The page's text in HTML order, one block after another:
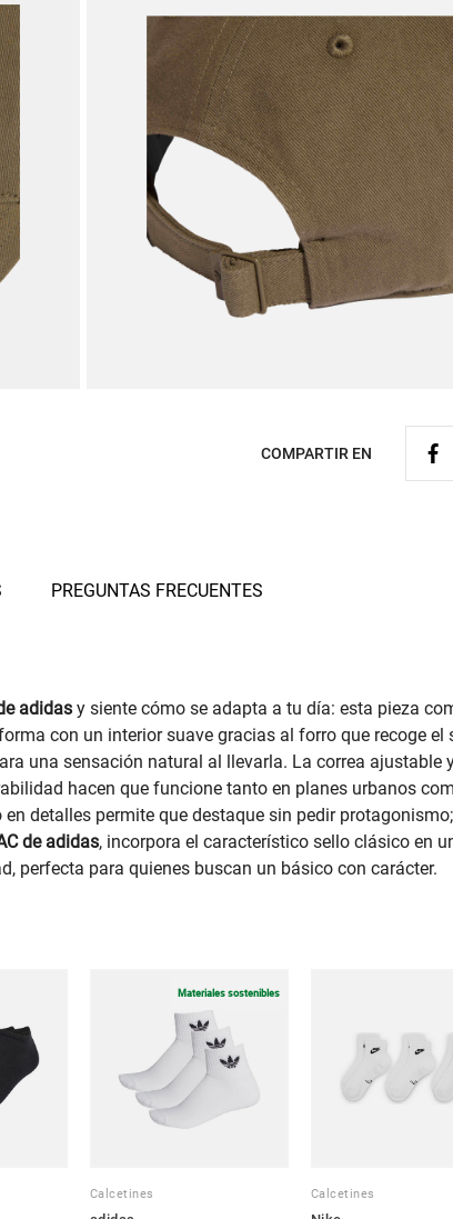
COMPARTIR EN
PREGUNTAS FRECUENTES
adidasy siente cómo se adapta a tu día: esta pieza
con un interior suave gracias al forro que recoge el
una sensación natural al llevarla. La correa ajustable
hacen que funcione tanto en planes urbanos
detalles permite que destaque sin pedir protagonismo;
de adidas, incorpora el característico sello clásico en
perfecta para quienes buscan un básico con carácter.
Materiales sostenibles
Calcetines Calcetines